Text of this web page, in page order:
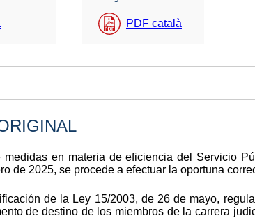
PDF català
en materia de eficiencia del Servicio
de 2025, se procede a efectuar la oportuna
de la Ley 15/2003, de 26 de mayo,
de destino de los miembros de la carrera